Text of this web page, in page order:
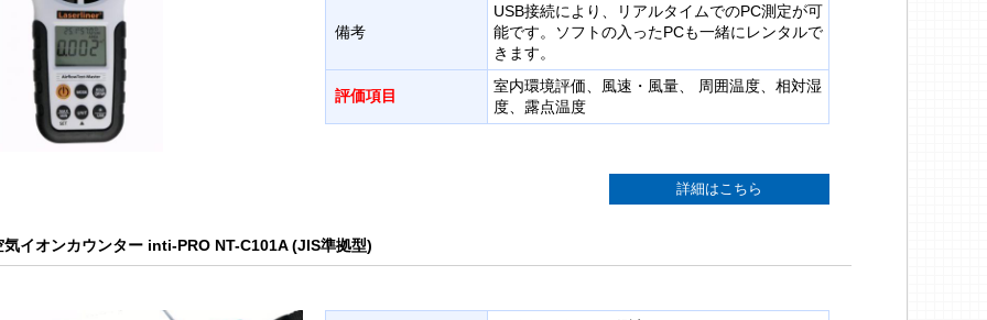
備考
USB接続により、リアルタイムでのPC測定が可
能です。ソフトの入ったPCも一緒にレンタルで
きます。
評価項目
室内環境評価、風速・風量、 周囲温度、相対湿
度、露点温度
詳細はこちら
気イオンカウンター inti-PRO NT-C101A (JIS準拠型)